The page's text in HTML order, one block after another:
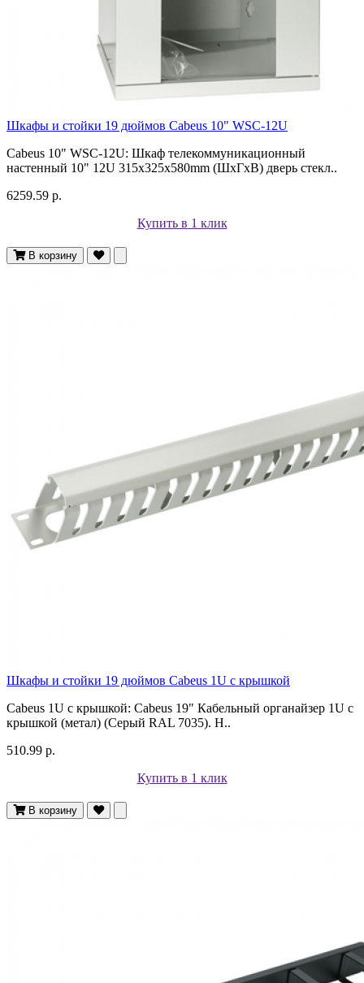
Шкафы и стойки 19 дюймов Cabeus 10" WSC-12U
Cabeus 10" WSC-12U: Шкаф телекоммуникационный
настенный 10" 12U 315x325x580mm (ШхГхВ) дверь стекл..
6259.59 р.
Купить в 1 клик
В корзину
Шкафы и стойки 19 дюймов Cabeus 1U с крышкой
Cabeus 1U с крышкой: Cabeus 19" Кабельный органайзер 1U с
крышкой (метал) (Серый RAL 7035). Н..
510.99 р.
Купить в 1 клик
В корзину